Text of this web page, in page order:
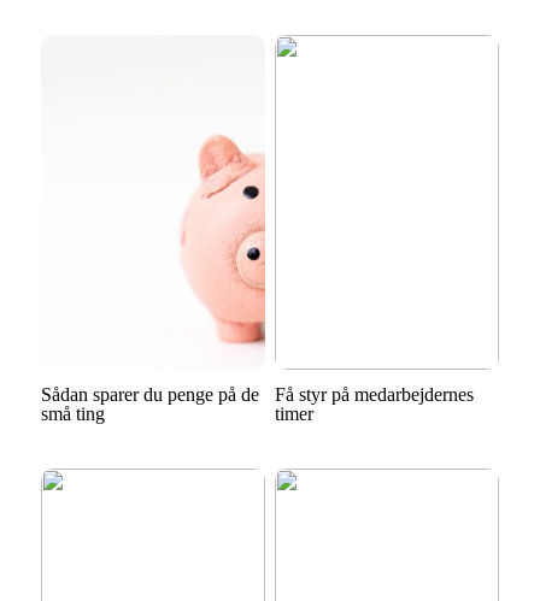
Sådan sparer du penge på de
små ting
Få styr på medarbejdernes
timer